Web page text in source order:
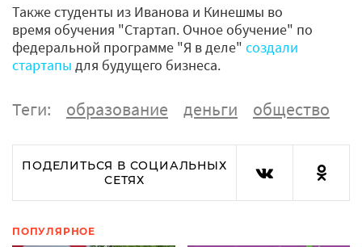
Также студенты из Иванова и Кинешмы во
время обучения "Стартап. Очное обучение" по
федеральной программе "Я в деле" создали
стартапы для будущего бизнеса.
Теги: образование деньги общество
ПОДЕЛИТЬСЯ В СОЦИАЛЬНЫХ
СЕТЯХ
ПОПУЛЯРНОЕ